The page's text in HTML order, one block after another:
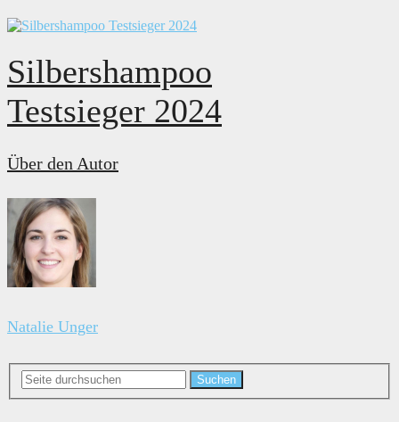
Silbershampoo
Testsieger 2024
Über den Autor
Natalie Unger
Suchen